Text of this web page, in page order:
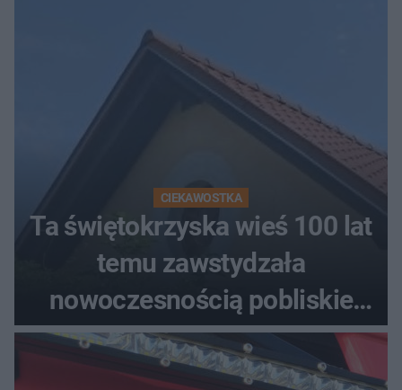
CIEKAWOSTKA
Ta świętokrzyska wieś 100 lat
temu zawstydzała
nowoczesnością pobliskie
miasta. Prąd, telefon i
luksusowa auta